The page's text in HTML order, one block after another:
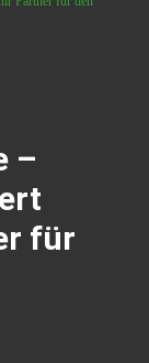
–
für